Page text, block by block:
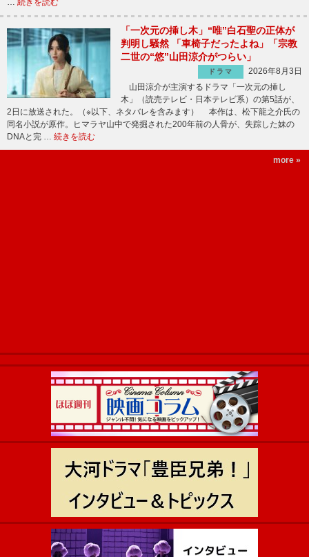
… 続きを読む
「一次元の挿し木」“唯”白石聖の正体が
判明し騒然 「車椅子だったよね」「宗教
二世の“悠”山田涼介がつらい」
ドラマ
2026年8月3日
山田涼介が主演するドラマ「一次元の挿し
木」（読売テレビ・日本テレビ系）の第5話が、
2日に放送された。（※以下、ネタバレを含みます） 本作は、松下龍之介氏の
同名小説が原作。ヒマラヤ山中で発掘された200年前の人骨が、失踪した妹の
DNAと完 … 続きを読む
more »